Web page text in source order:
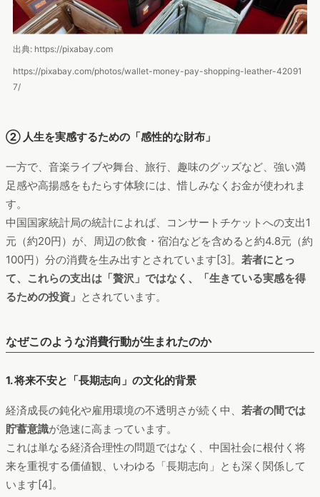
出典: https://pixabay.com
https://pixabay.com/photos/wallet-money-pay-shopping-leather-42091
7/
② 人生を実感するための「感性的な財布」
一方で、音楽ライブや舞台、旅行、趣味のグッズなど、強い満
足感や高揚感をもたらす体験には、惜しみなくお金が使われま
す。
中国国家統計局の統計によれば、コンサートチケットへの支出1
元（約20円）が、周辺の飲食・宿泊などを含めると約4.8元（約
100円）分の消費を生み出すとされています[3]。 若者にとっ
て、これらの支出は「贅沢」ではなく、「生きている実感を得
るための投資」 とされています。
なぜこのような消費行動が生まれたのか
1. 将来不安と「長期志向」の文化的背景
経済成長の鈍化や雇用環境の不透明さが続く中、 若者の間では
貯蓄意識が急速に高まっています。
これは単なる経済合理性の問題ではなく、中国社会に根付く将
来を重視する価値観、いわゆる「長期志向」とも深く関係して
います[4]。